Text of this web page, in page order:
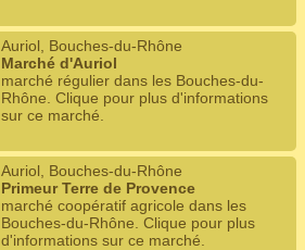
Auriol, Bouches-du-Rhône
Marché d'Auriol
marché régulier dans les Bouches-du-
Rhône. Clique pour plus d'informations
sur ce marché.
Auriol, Bouches-du-Rhône
Primeur Terre de Provence
marché coopératif agricole dans les
Bouches-du-Rhône. Clique pour plus
d'informations sur ce marché.